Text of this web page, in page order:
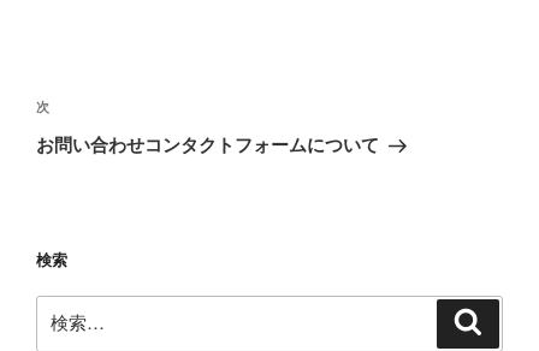
稿
ナ
シ
ョ
ン
次
の
次
お問い合わせコンタクトフォームについて
検索
索: